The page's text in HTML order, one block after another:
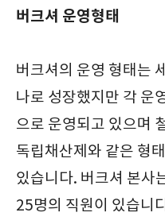
버크셔 운영형태
버크셔의 운영 형태는
나로 성장했지만 각 운
으로 운영되고 있으며
독립채산제와 같은 형
있습니다. 버크셔 본사
25명의 직원이 있습니